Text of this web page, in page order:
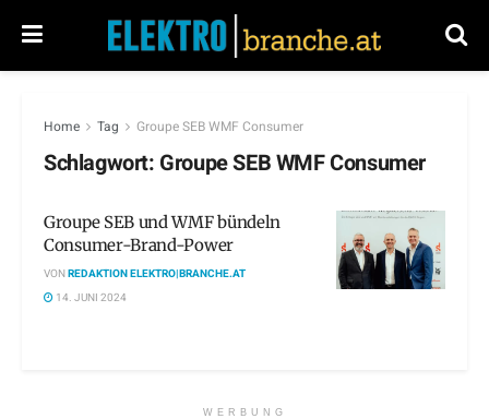
Home Tag Groupe SEB WMF Consumer
Schlagwort: Groupe SEB WMF Consumer
Groupe SEB und WMF bündeln
Consumer-Brand-Power
VONREDAKTION ELEKTRO|BRANCHE.AT
14. JUNI 2024
WERBUNG